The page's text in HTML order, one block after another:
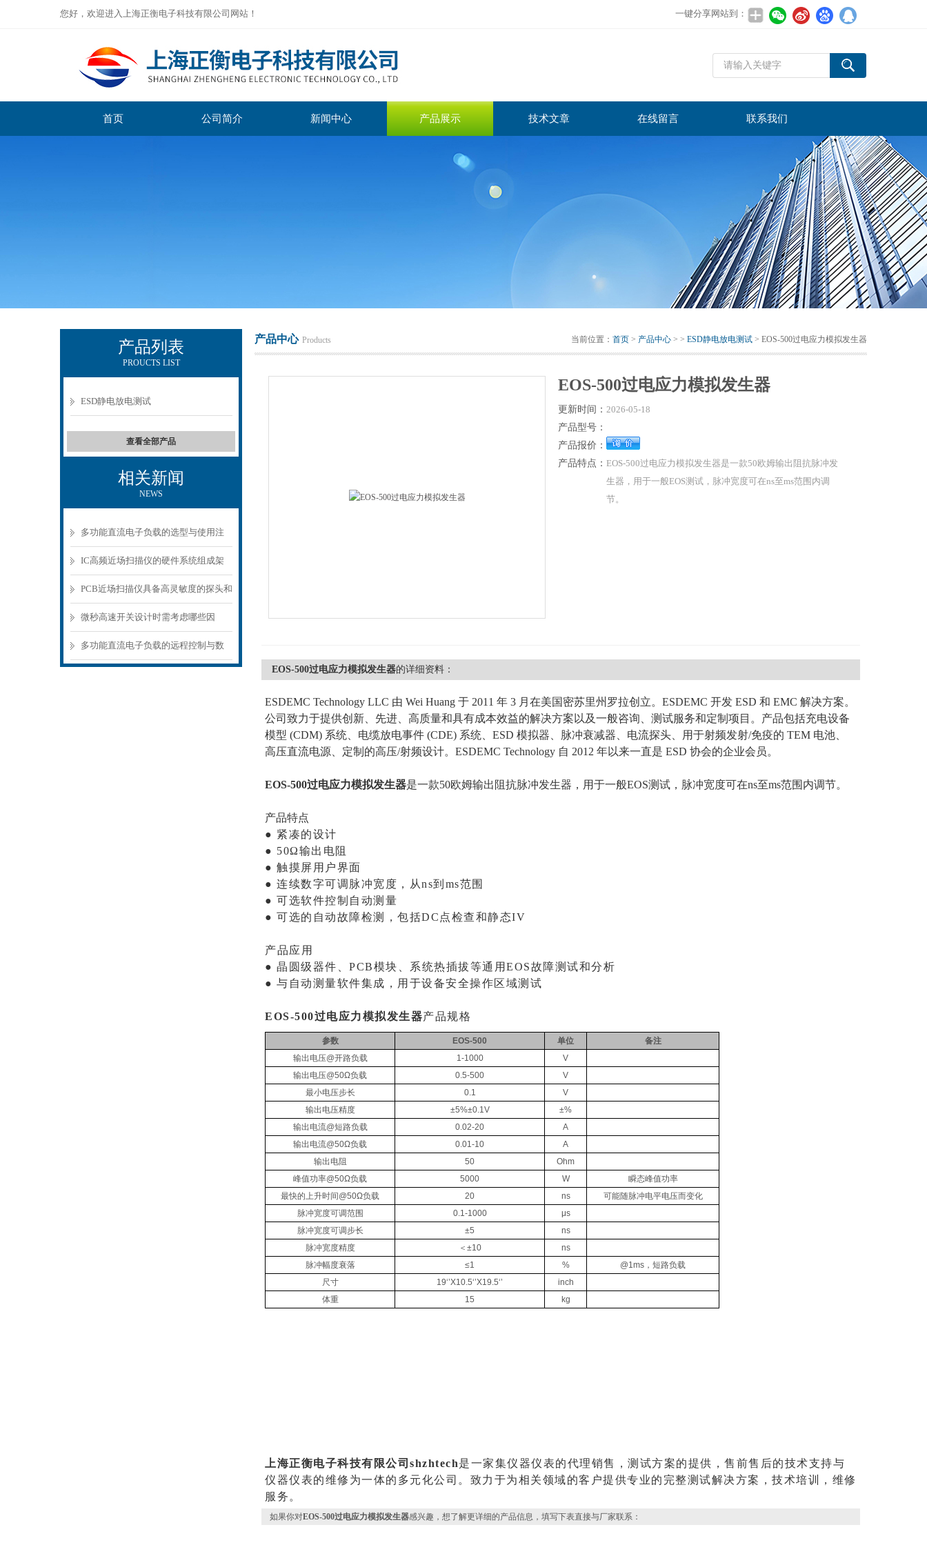
您好，欢迎进入上海正衡电子科技有限公司网站！ 一键分享网站到：
首页 公司简介 新闻中心 产品展示 技术文章 在线留言 联系我们
产品列表
PROUCTS LIST
ESD静电放电测试
查看全部产品
相关新闻
NEWS
多功能直流电子负载的选型与使用注
意事项
IC高频近场扫描仪的硬件系统组成架
构分析
PCB近场扫描仪具备高灵敏度的探头和
精密的扫描机构
微秒高速开关设计时需考虑哪些因
素？
多功能直流电子负载的远程控制与数
产品中心 Products 当前位置： 首页 > 产品中心 > > ESD静电放电测试 > EOS-500过电应力模拟发生器
EOS-500过电应力模拟发生器
更新时间： 2026-05-18
产品型号：
产品报价：
产品特点： EOS-500过电应力模拟发生器是一款50欧姆输出阻抗脉冲发
生器，用于一般EOS测试，脉冲宽度可在ns至ms范围内调
节。
EOS-500过电应力模拟发生器的详细资料：
ESDEMC Technology LLC 由 Wei Huang 于 2011 年 3 月在美国密苏里州罗拉创立。 ESDEMC 开发 ESD 和 EMC 解决方案。
公司致力于提供创新、先进、高质量和具有成本效益的解决方案以及一般咨询、测试服务和定制项目。 产品包括充电设备
模型 (CDM) 系统、电缆放电事件 (CDE) 系统、ESD 模拟器、脉冲衰减器、电流探头、用于射频发射/免疫的 TEM 电池、
高压直流电源、定制的高压/射频设计。 ESDEMC Technology 自 2012 年以来一直是 ESD 协会的企业会员。
EOS-500过电应力模拟发生器是一款50欧姆输出阻抗脉冲发生器，用于一般EOS测试，脉冲宽度可在ns至ms范围内调节。
产品特点
● 紧凑的设计
● 50Ω输出电阻
● 触摸屏用户界面
● 连续数字可调脉冲宽度，从ns到ms范围
● 可选软件控制自动测量
● 可选的自动故障检测，包括DC点检查和静态IV
产品应用
● 晶圆级器件、PCB模块、系统热插拔等通用EOS故障测试和分析
● 与自动测量软件集成，用于设备安全操作区域测试
EOS-500过电应力模拟发生器产品规格
参数 EOS-500 单位
备注
输出电压@开路负载
1-1000
V
输出电压@50Ω负载
0.5-500
V
最小电压步长
0.1
V
输出电压精度
±5%±0.1V
±%
输出电流@短路负载
0.02-20
A
输出电流@50Ω负载
0.01-10
A
输出电阻
50
Ohm
峰值功率@50Ω负载
5000 W
瞬态峰值功率
最快的上升时间@50Ω负载
20 ns
可能随脉冲电平电压而变化
脉冲宽度可调范围
0.1-1000
μs
脉冲宽度可调步长
±5
ns
脉冲宽度精度
＜±10
ns
脉冲幅度衰落
≤1 %
@1ms，短路负载
尺寸
19‘’X10.5‘’X19.5‘’
inch
体重
15 kg
上海正衡电子科技有限公司shzhtech是一家集仪器仪表的代理销售，测试方案的提供，售前售后的技术支持与
仪器仪表的维修为一体的多元化公司。致力于为相关领域的客户提供专业的完整测试解决方案，技术培训，维修
服务。
如果你对EOS-500过电应力模拟发生器感兴趣，想了解更详细的产品信息，填写下表直接与厂家联系：